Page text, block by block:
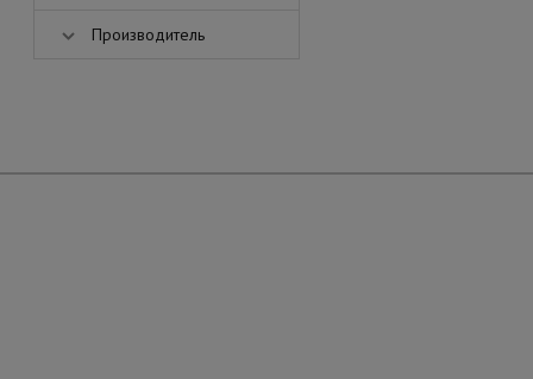
Производитель